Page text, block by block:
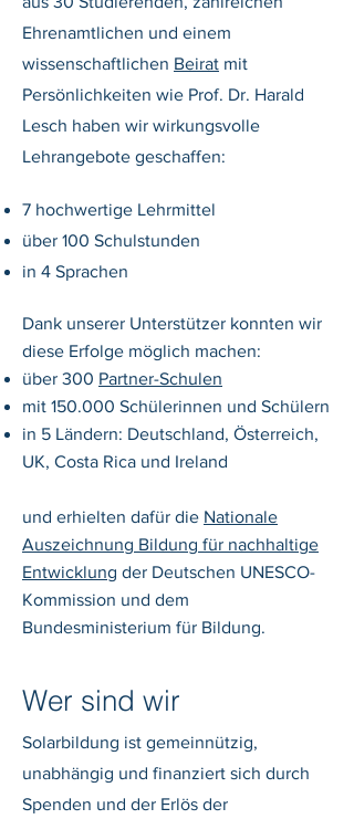
Ehrenamtlichen und einem
wissenschaftlichen Beirat mit
Persönlichkeiten wie Prof. Dr. Harald
Lesch haben wir wirkungsvolle
Lehrangebote geschaffen:
7 hochwertige Lehrmittel
über 100 Schulstunden
in 4 Sprachen
Dank unserer Unterstützer konnten wir
diese Erfolge möglich machen:
über 300 Partner-Schulen
mit 150.000 Schülerinnen und Schülern
in 5 Ländern: Deutschland, Österreich,
UK, Costa Rica und Ireland
und erhielten dafür die Nationale
Auszeichnung Bildung für nachhaltige
Entwicklung der Deutschen UNESCO-
Kommission und dem
Bundesministerium für Bildung.
Wer sind wir
​Solarbildung ist gemeinnützig,
unabhängig und finanziert sich durch
Spenden und der Erlös der